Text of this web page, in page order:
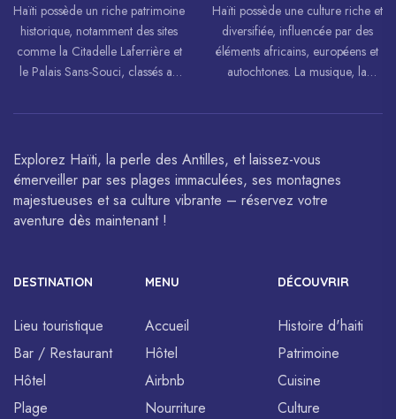
Haïti possède un riche patrimoine
historique, notamment des sites
comme la Citadelle Laferrière et
le Palais Sans-Souci, classés au
l’UNESCO.
Haïti possède une culture riche et
diversifiée, influencée par des
éléments africains, européens et
autochtones. La musique, la
sont célébrés à travers le monde.
Explorez Haïti, la perle des Antilles, et laissez-vous
émerveiller par ses plages immaculées, ses montagnes
majestueuses et sa culture vibrante – réservez votre
aventure dès maintenant !
DESTINATION
Lieu touristique
Bar / Restaurant
Hôtel
Plage
MENU
Accueil
Hôtel
Airbnb
Nourriture
DÉCOUVRIR
Histoire d'haiti
Patrimoine
Cuisine
Culture